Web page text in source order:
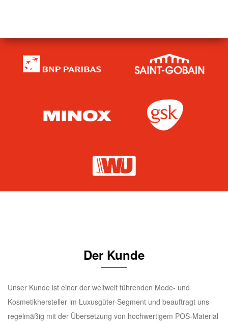
Der Kunde
Unser Kunde ist einer der weltweit führenden Mode- und
Kosmetikhersteller im Luxusgüter-Segment und beauftragt uns
regelmäßig mit der Übersetzung von hochwertigem POS-Material